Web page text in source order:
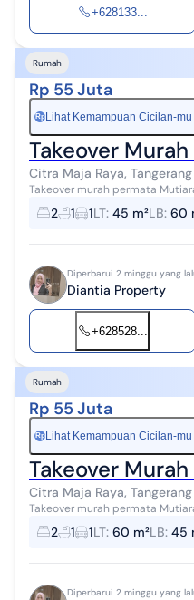
+628133...
Rumah
Rp 55 Juta
Rp Lihat Kemampuan Cicilan-mu
Takeover
Citra Maja Raya, Tangerang
Takeover murah permata Mutiara maja
60m LB 45m Sudah full renovasi Cicilan 2,178,000 Tenor 25 tahun
Sudah masuk 80 bul...
2 1 1LT: 45 m²LB: 60
Diperbarui 2 minggu yang
Diantia Property
+628528...
Rumah
Rp 55 Juta
Rp Lihat Kemampuan Cicilan-mu
Takeover
Citra Maja Raya, Tangerang
Takeover murah permata Mutiara maja
60m LB 45m Sudah full renovasi Cicilan 2,178,000 Tenor 25 tahun
Sudah masuk 80 bul...
2 1 1LT: 60 m²LB: 45
Diperbarui 2 minggu yang